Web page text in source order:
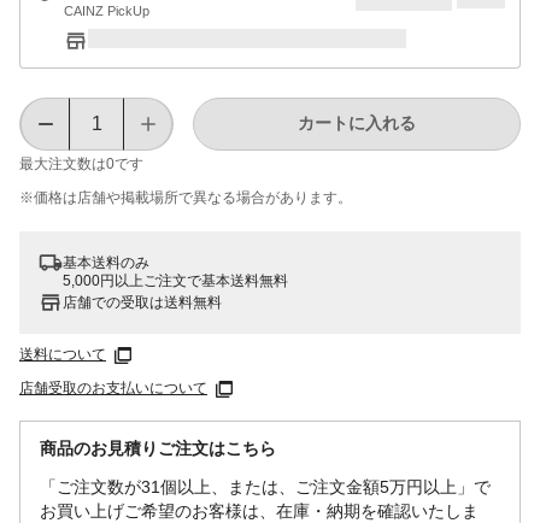
CAINZ PickUp
最大注文数は0です
カートに入れる
※価格は​店舗や​掲載場所で​異なる​場合が​あります。
基本送料のみ
5,000円以上ご注文で基本送料無料
店舗での受取は送料無料
送料について
店舗受取のお支払いについて
商品のお見積りご注文はこちら
「ご注文数が31個以上、または、ご注文金額5万円以上」で
お買い上げご希望のお客様は、在庫・納期を確認いたしま